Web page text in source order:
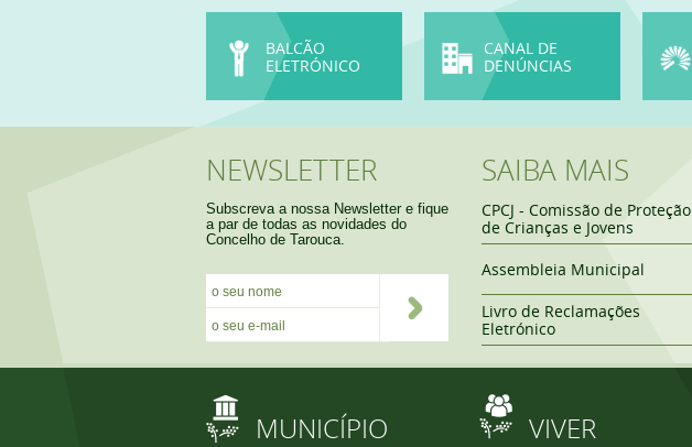
BALCÃO
ELETRÓNICO
CANAL DE
DENÚNCIAS
NEWSLETTER
Subscreva a nossa Newsletter e fique
a par de todas as novidades do
Concelho de Tarouca.
SAIBA MAIS
CPCJ - Comissão de Proteção
de Crianças e Jovens
Assembleia Municipal
Livro de Reclamações
Eletrónico
MUNICÍPIO VIVER